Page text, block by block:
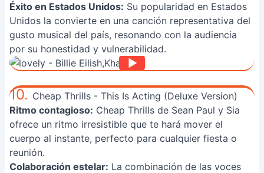
Éxito en Estados Unidos: Su popularidad en Estados
Unidos la convierte en una canción representativa del
gusto musical del país, resonando con la audiencia
por su honestidad y vulnerabilidad.
10. Cheap Thrills - This Is Acting (Deluxe Version)
Ritmo contagioso: Cheap Thrills de Sean Paul y Sia
ofrece un ritmo irresistible que te hará mover el
cuerpo al instante, perfecto para cualquier fiesta o
reunión.
Colaboración estelar: La combinación de las voces